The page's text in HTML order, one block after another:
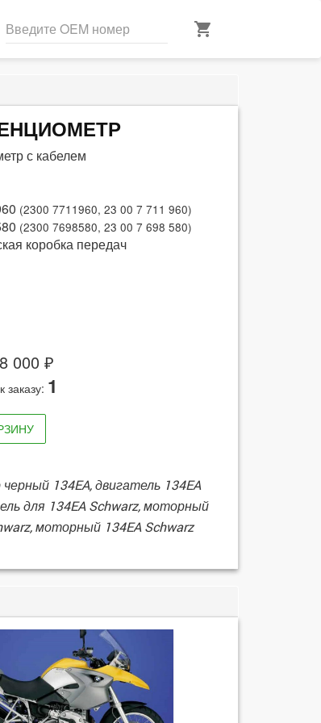
shopping_cart
с кабелем
(2300 7711960, 23 00 7 711 960)
(2300 7698580, 23 00 7 698 580)
коробка передач
000 ₽
заказу: 1
134EA, двигатель 134EA
для 134EA Schwarz, моторный
моторный 134EA Schwarz